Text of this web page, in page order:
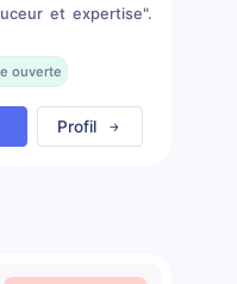
et expertise".
ouverte
Profil